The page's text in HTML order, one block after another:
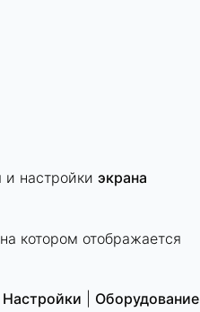
и настройки экрана
котором отображается
Настройки Оборудование